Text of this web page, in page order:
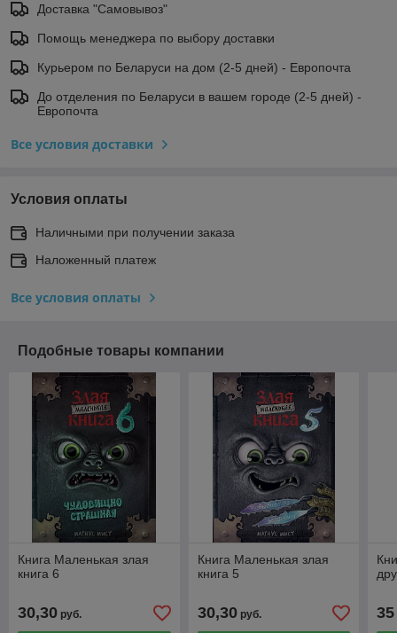
Доставка "Самовывоз"
Помощь менеджера по выбору доставки
Курьером по Беларуси на дом (2-5 дней) - Европочта
До отделения по Беларуси в вашем городе (2-5 дней) -
Европочта
Все условия доставки
Условия оплаты
Наличными при получении заказа
Наложенный платеж
Все условия оплаты
Подобные товары компании
Книга Маленькая злая
книга 6
30,30 руб.
Книга Маленькая злая
книга 5
30,30руб. 35